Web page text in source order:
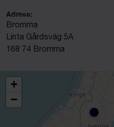
Adress:
Bromma
Linta Gårdsväg 5A
168 74 Bromma
+
−